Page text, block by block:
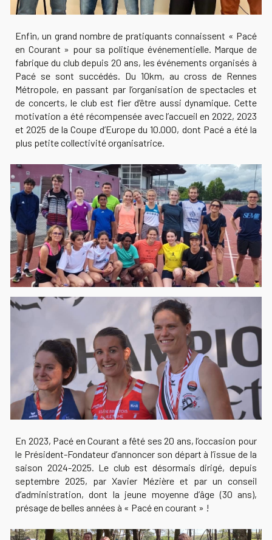
Enfin, un grand nombre de pratiquants connaissent « Pacé
en Courant » pour sa politique événementielle. Marque de
fabrique du club depuis 20 ans, les événements organisés à
Pacé se sont succédés. Du 10km, au cross de Rennes
Métropole, en passant par l’organisation de spectacles et
de concerts, le club est fier d’être aussi dynamique. Cette
motivation a été récompensée avec l’accueil en 2022, 2023
et 2025 de la Coupe d’Europe du 10.000, dont Pacéa été la
plus petite collectivité organisatrice.
En 2023, Pacé en Courant a fêté ses 20 ans, l’occasion pour
le Président-Fondateur d’annoncer son départ à l’issue de la
saison 2024-2025. Le club est désormais dirigé, depuis
septembre 2025, par Xavier Mézière et par un conseil
d’administration, dont la jeune moyenne d’âge (30 ans),
présage de belles années à « Pacé en courant » !